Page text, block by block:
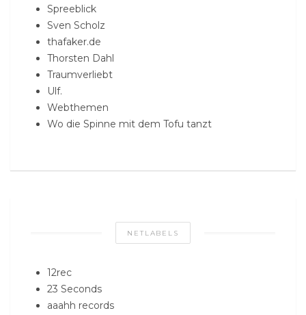
Spreeblick
Sven Scholz
thafaker.de
Thorsten Dahl
Traumverliebt
Ulf.
Webthemen
Wo die Spinne mit dem Tofu tanzt
NETLABELS
12rec
23 Seconds
aaahh records